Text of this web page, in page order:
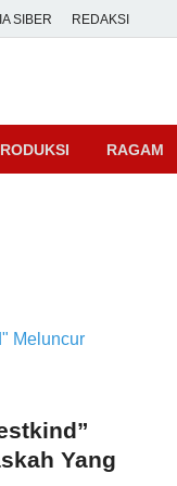
SIBER REDAKSI
Sinema
RAGAM
Yang